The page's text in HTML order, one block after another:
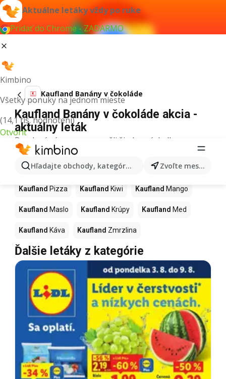
Aktuálne letáky vždy po ruke
Pridať do Chrome - ZADARMO
Kimbino
Všetky ponuky na jednom mieste
(14,1 tis. hodnotení)
Otvoriť
Hľadajte obchody, kategórie, produkty... Zvoľte mesto
Kaufland Banány v čokoláde
Kaufland Banány v čokoláde akcia -
aktuálny leták
Pre daný výraz sme nenašli žiadne výsledky.
Ďalšie produkty v obchodoch
Kaufland
Kaufland Pizza Kaufland Kiwi Kaufland Mango
Kaufland Maslo Kaufland Krúpy Kaufland Med
Kaufland Káva Kaufland Zmrzlina
Ďalšie letáky z kategórie